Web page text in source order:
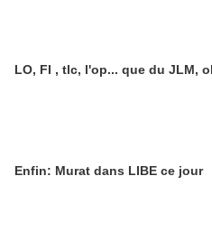
LO, FI , tlc, l'op... que du
Enfin: Murat dans LIBE ce jour